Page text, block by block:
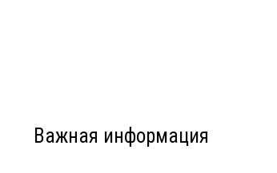
Важная информация